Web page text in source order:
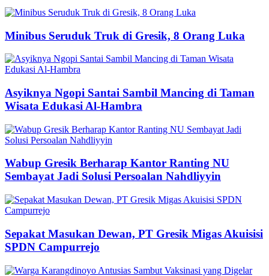
Minibus Seruduk Truk di Gresik, 8 Orang Luka
Asyiknya Ngopi Santai Sambil Mancing di Taman
Wisata Edukasi Al-Hambra
Wabup Gresik Berharap Kantor Ranting NU
Sembayat Jadi Solusi Persoalan Nahdliyyin
Sepakat Masukan Dewan, PT Gresik Migas Akuisisi
SPDN Campurrejo